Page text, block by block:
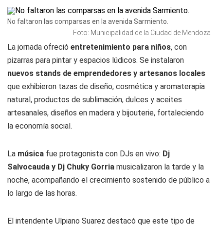
No faltaron las comparsas en la avenida Sarmiento.
Foto: Municipalidad de la Ciudad de Mendoza
La jornada ofreció entretenimiento para niños, con
pizarras para pintar y espacios lúdicos. Se instalaron
nuevos stands de emprendedores y artesanos locales
que exhibieron tazas de diseño, cosmética y aromaterapia
natural, productos de sublimación, dulces y aceites
artesanales, diseños en madera y bijouterie, fortaleciendo
la economía social.
La música fue protagonista con DJs en vivo: Dj
Salvocauda y Dj Chuky Gorria musicalizaron la tarde y la
noche, acompañando el crecimiento sostenido de público a
lo largo de las horas.
El intendente Ulpiano Suarez destacó que este tipo de